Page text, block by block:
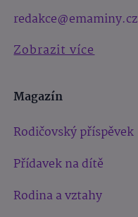
redakce@emaminy.cz
Zobrazit více
Magazín
Rodičovský příspěvek
Přídavek na dítě
Rodina a vztahy